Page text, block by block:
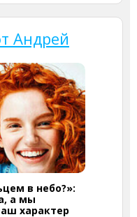
Андрей
в небо?»:
а мы
характер